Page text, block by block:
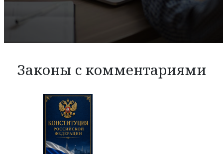
Законы с комментариями